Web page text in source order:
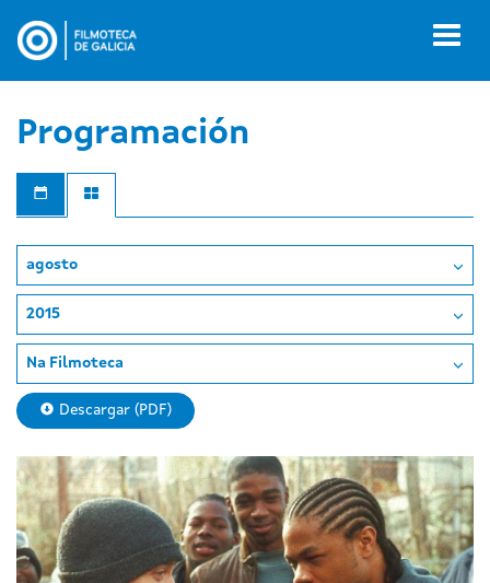
contido
Programación
agosto
2015
Na Filmoteca
Descargar (PDF)